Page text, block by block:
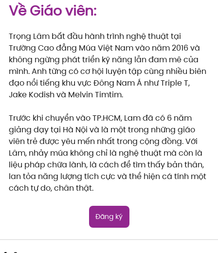
Về Giáo viên:
Trọng Lâm bắt đầu hành trình nghệ thuật tại
Trường Cao đẳng Múa Việt Nam vào năm 2016 và
không ngừng phát triển kỹ năng lẫn đam mê của
mình. Anh từng có cơ hội luyện tập cùng nhiều biên
đạo nổi tiếng khu vực Đông Nam Á như Triple T,
Jake Kodish và Melvin Timtim.
Trước khi chuyển vào TP.HCM, Lam đã có 6 năm
giảng dạy tại Hà Nội và là một trong những giáo
viên trẻ được yêu mến nhất trong cộng đồng. Với
Lâm, nhảy múa không chỉ là nghệ thuật mà còn là
liệu pháp chữa lành, là cách để tìm thấy bản thân,
lan tỏa năng lượng tích cực và thể hiện cá tính một
cách tự do, chân thật.
Đăng ký